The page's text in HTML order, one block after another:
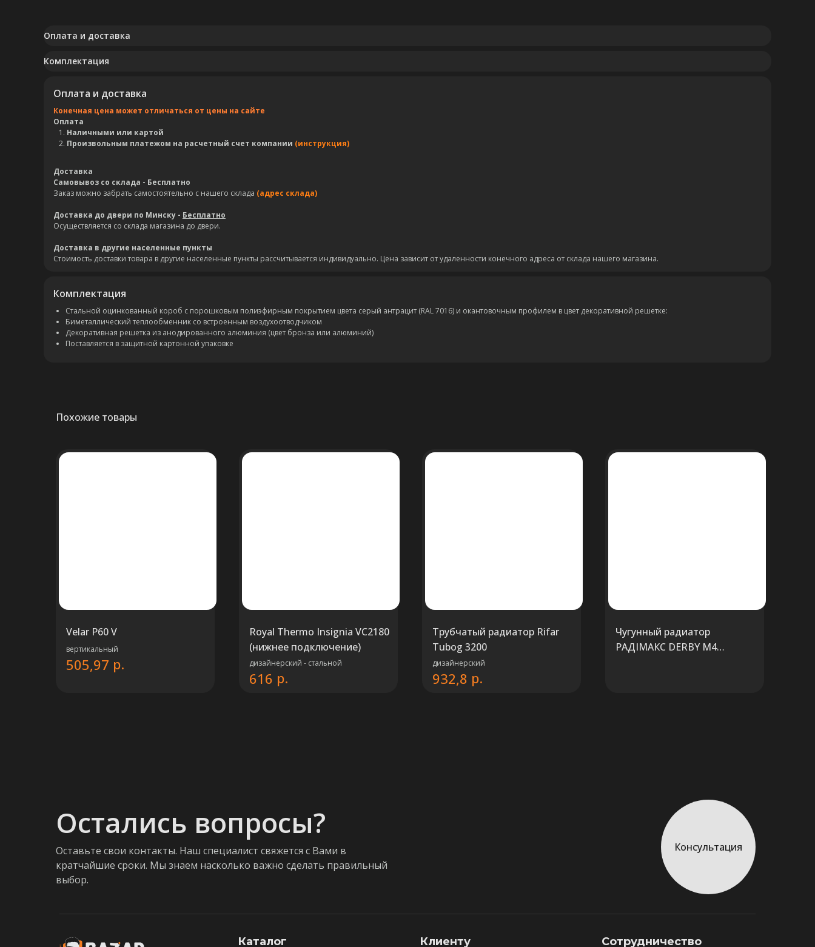
Оплата и доставка
Комплектация
Оплата и доставка
Конечная цена может отличаться от цены на сайте
Оплата
Наличными или картой
Произвольным платежом на расчетный счет компании (инструкция)
Доставка
Самовывоз со склада - Бесплатно
Заказ можно забрать самостоятельно с нашего склада (адрес склада)
Доставка до двери по Минску - Бесплатно
Осуществляется со склада магазина до двери.
Доставка в другие населенные пункты
Стоимость доставки товара в другие населенные пункты рассчитывается индивидуально. Цена зависит от удаленности конечного адреса от склада нашего магазина.
Комплектация
Стальной оцинкованный короб с порошковым полиэфирным покрытием цвета серый антрацит (RAL 7016) и окантовочным профилем в цвет декоративной решетке:
Биметаллический теплообменник со встроенным воздухоотводчиком
Декоративная решетка из анодированного алюминия (цвет бронза или алюминий)
Поставляется в защитной картонной упаковке
Похожие товары
Velar P60 V
вертикальный
505,97 р.
Royal Thermo Insignia VC2180
(нижнее подключение)
дизайнерский - стальной
616 р.
Трубчатый радиатор Rifar
Tubog 3200
дизайнерский
932,8 р.
Чугунный радиатор
РАДIМАКС DERBY M4
Остались вопросы?
Оставьте свои контакты. Наш специалист свяжется с Вами в
кратчайшие сроки. Мы знаем насколько важно сделать правильный
выбор.
Консультация
Клиенту Сотрудничество
Каталог